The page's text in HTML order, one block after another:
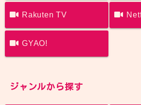
Rakuten TV
GYAO!
ジャンルから探す